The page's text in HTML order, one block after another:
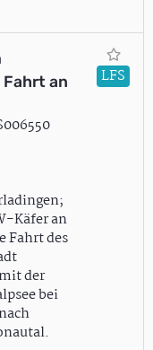
an
Käfer an
Fahrt des
der
bei
LFS